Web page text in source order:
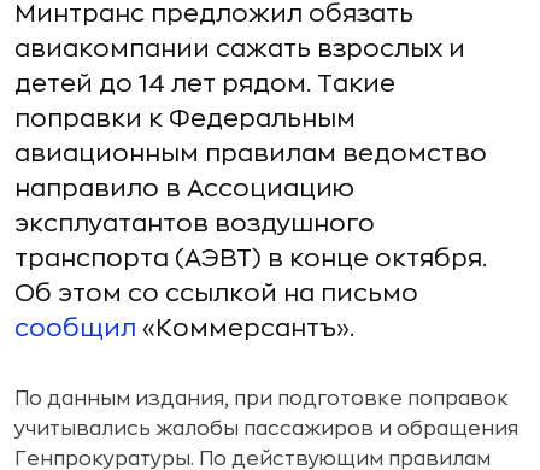
Минтранс предложил обязать
авиакомпании сажать взрослых и
детей до 14 лет рядом. Такие
поправки к Федеральным
авиационным правилам ведомство
направило в Ассоциацию
эксплуатантов воздушного
транспорта (АЭВТ) в конце октября.
Об этом со ссылкой на письмо
сообщил «Коммерсантъ».
По данным издания, при подготовке поправок
учитывались жалобы пассажиров и обращения
Генпрокуратуры. По действующим правилам